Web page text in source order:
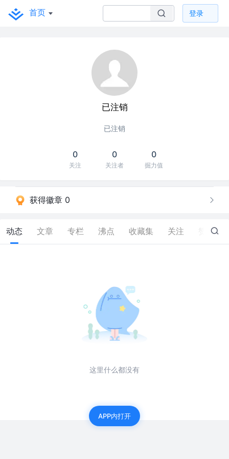
首页 登录
已注销
已注销
0
关注
0
关注者
0
掘力值
获得徽章 0
动态 文章 专栏 沸点 收藏集 关注 0
这里什么都没有
APP内打开